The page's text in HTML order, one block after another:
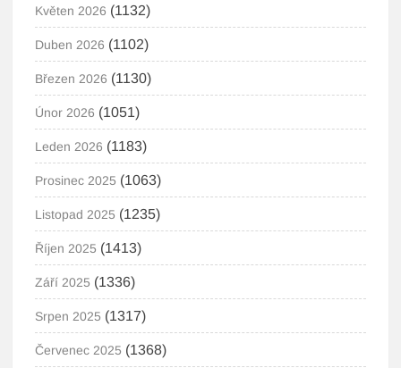
Květen 2026 (1132)
Duben 2026 (1102)
Březen 2026 (1130)
Únor 2026 (1051)
Leden 2026 (1183)
Prosinec 2025 (1063)
Listopad 2025 (1235)
Říjen 2025 (1413)
Září 2025 (1336)
Srpen 2025 (1317)
Červenec 2025 (1368)